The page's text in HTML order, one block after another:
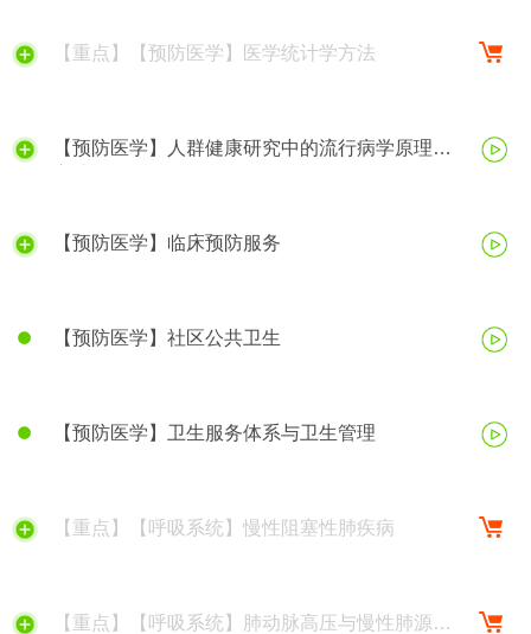
【重点】【预防医学】医学统计学方法
【预防医学】人群健康研究中的流行病学原理与
【预防医学】临床预防服务
【预防医学】社区公共卫生
【预防医学】卫生服务体系与卫生管理
【重点】【呼吸系统】慢性阻塞性肺疾病
【重点】【呼吸系统】肺动脉高压与慢性肺源性